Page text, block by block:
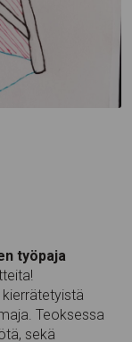
työpaja
Teoksessa
sekä